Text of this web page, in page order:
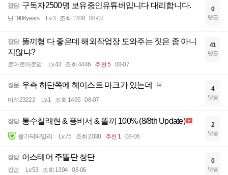
잡담 구독자2500명 보유중인유튜버입니다 대리합니다.
난1986years Lv.3 조회 1208 08-07
0
댓글
잡담 똘끼형 다 좋은데 해외작업장 도와주는 짓은 좀 아니
지않냐?
로아로아로앜 Lv.43 조회 4446 추천 5 08-07
41
댓글
질문 우측 하단쪽에 헤이스트 마크가 있는데
마석23222 Lv.1 조회 1495 08-07
4
댓글
잡담 통수칠래현 & 푱비서 & 똘끼 100% (8/8th Update)
왈가닥패밀리 Lv.75 조회 2030 추천 1 08-06
2
댓글
잡담 아스테어 주똘단 창단
킹덤 Lv.53 조회 1394 08-06
0
댓글